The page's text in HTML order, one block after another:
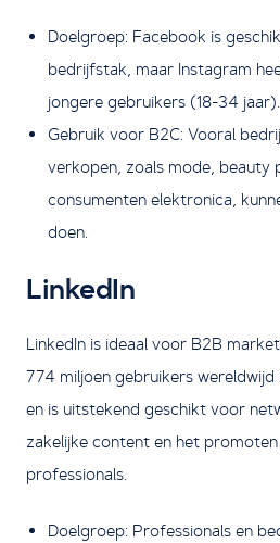
Doelgroep: Facebook is
bedrijfstak, maar Instagram
jongere gebruikers (18-34 jaar).
Gebruik voor B2C: Vooral
verkopen, zoals mode, beauty
consumenten elektronica,
doen.
LinkedIn
LinkedIn is ideaal voor B2B
774 miljoen gebruikers wereldwijd
en is uitstekend geschikt voor
zakelijke content en het
professionals.
Doelgroep: Professionals en